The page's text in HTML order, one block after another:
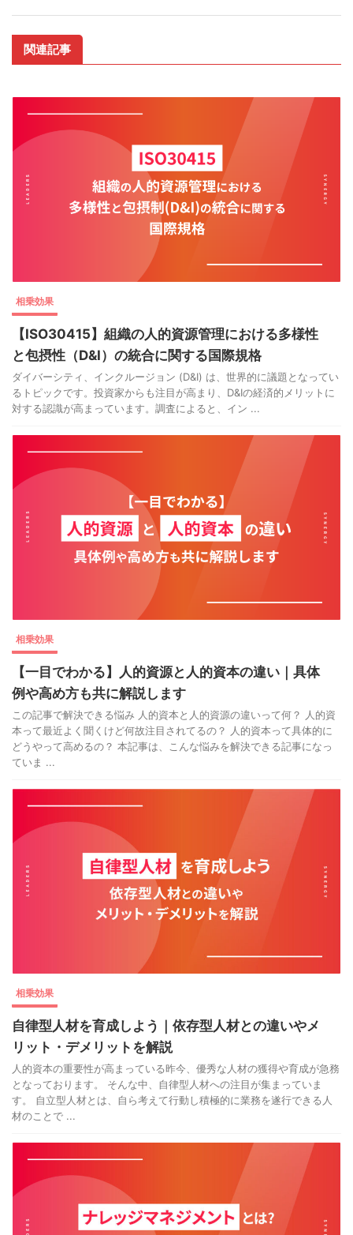
関連記事
相乗効果
【ISO30415】組織の人的資源管理における多様性
と包摂性（D&I）の統合に関する国際規格
ダイバーシティ、インクルージョン (D&I) は、世界的に議題となってい
るトピックです。投資家からも注目が高まり、D&Iの経済的メリットに
対する認識が高まっています。調査によると、イン ...
相乗効果
【一目でわかる】人的資源と人的資本の違い｜具体
例や高め方も共に解説します
この記事で解決できる悩み 人的資本と人的資源の違いって何？ 人的資
本って最近よく聞くけど何故注目されてるの？ 人的資本って具体的に
どうやって高めるの？ 本記事は、こんな悩みを解決できる記事になっ
ていま ...
相乗効果
自律型人材を育成しよう｜依存型人材との違いやメ
リット・デメリットを解説
人的資本の重要性が高まっている昨今、優秀な人材の獲得や育成が急務
となっております。 そんな中、自律型人材への注目が集まっていま
す。 自立型人材とは、自ら考えて行動し積極的に業務を遂行できる人
材のことで ...